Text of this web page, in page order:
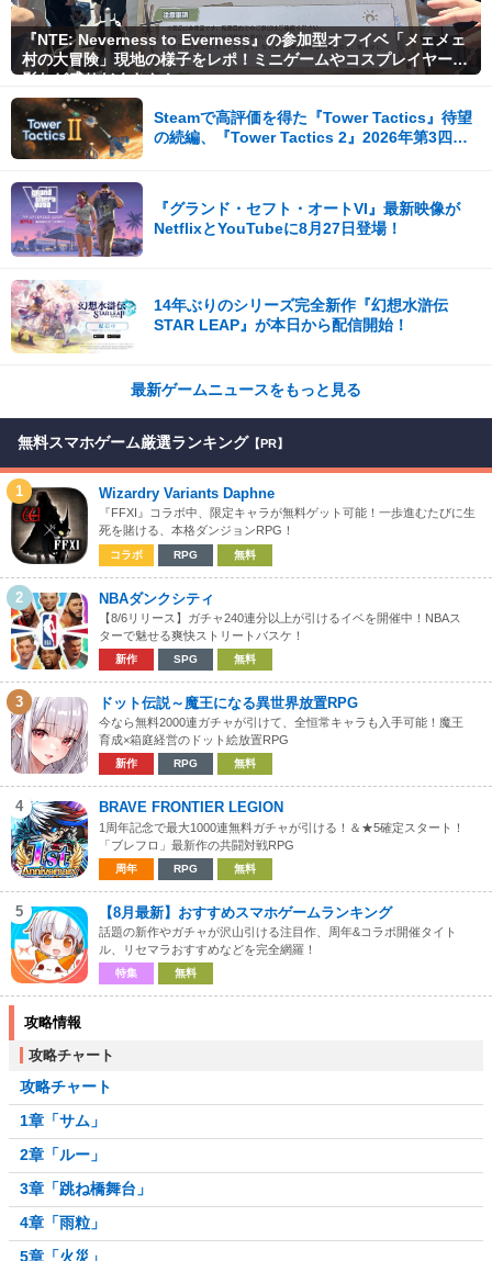
『NTE: Neverness to Everness』の参加型オフイベ「メェメェ
村の大冒険」現地の様子をレポ！ミニゲームやコスプレイヤー撮
影など盛りだくさん！
Steamで高評価を得た『Tower Tactics』待望
の続編、『Tower Tactics 2』2026年第3四半
『グランド・セフト・オートVI』最新映像が
NetflixとYouTubeに8月27日登場！
14年ぶりのシリーズ完全新作『幻想水滸伝
STAR LEAP』が本日から配信開始！
最新ゲームニュースをもっと見る
無料スマホゲーム厳選ランキング 【PR】
1 Wizardry Variants Daphne
『FFXI』コラボ中、限定キャラが無料ゲット可能！一歩進むたびに生
死を賭ける、本格ダンジョンRPG！
コラボ RPG 無料
2 NBAダンクシティ
【8/6リリース】ガチャ240連分以上が引けるイベを開催中！NBAス
ターで魅せる爽快ストリートバスケ！
新作 SPG 無料
3 ドット伝説～魔王になる異世界放置RPG
今なら無料2000連ガチャが引けて、全恒常キャラも入手可能！魔王
育成×箱庭経営のドット絵放置RPG
新作 RPG 無料
4 BRAVE FRONTIER LEGION
1周年記念で最大1000連無料ガチャが引ける！＆★5確定スタート！
「ブレフロ」最新作の共闘対戦RPG
周年 RPG 無料
5 【8月最新】おすすめスマホゲームランキング
話題の新作やガチャが沢山引ける注目作、周年&コラボ開催タイト
ル、リセマラおすすめなどを完全網羅！
特集 無料
攻略情報
攻略チャート
攻略チャート
1章「サム」
2章「ルー」
3章「跳ね橋舞台」
4章「雨粒」
5章「火災」